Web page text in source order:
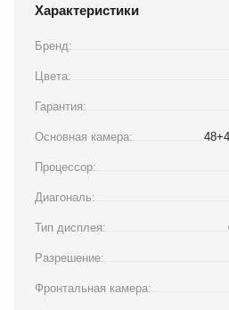
Характеристики
Бренд:
Цвета:
Гарантия:
Основная камера:
Процессор:
Диагональ:
Тип дисплея:
Разрешение:
Фронтальная камера: